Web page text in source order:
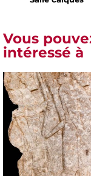
Vous
intéressé à